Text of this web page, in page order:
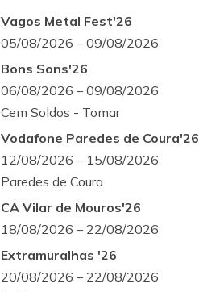
Vagos Metal Fest'26
05/08/2026 – 09/08/2026
Bons Sons'26
06/08/2026 – 09/08/2026
Cem Soldos - Tomar
Vodafone Paredes de Coura'26
12/08/2026 – 15/08/2026
Paredes de Coura
CA Vilar de Mouros'26
18/08/2026 – 22/08/2026
Extramuralhas '26
20/08/2026 – 22/08/2026